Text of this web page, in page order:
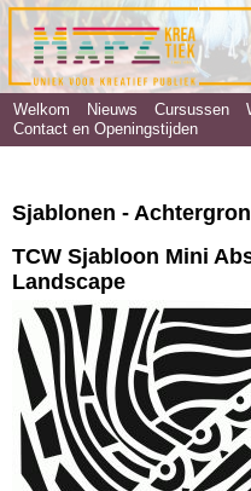
Welkom Nieuws Cursussen
Contact en Openingstijden
Sjablonen -
TCW Sjabloon Mini
Landscape